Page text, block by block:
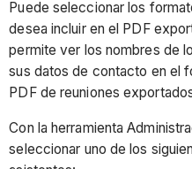
Puede seleccionar los
desea incluir en el PDF
permite ver los nombres de
sus datos de contacto en el
PDF de reuniones
Con la herramienta
seleccionar uno de los